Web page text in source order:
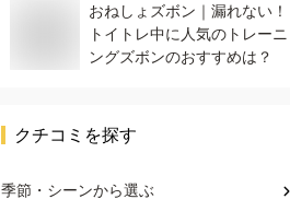
おねしょズボン｜漏れない！
トイトレ中に人気のトレーニ
ングズボンのおすすめは？
クチコミを探す
季節・シーンから選ぶ